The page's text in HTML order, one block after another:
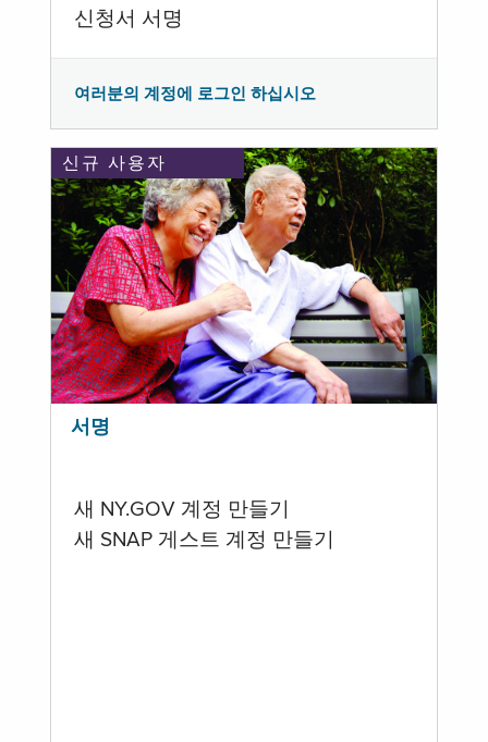
신청서 서명
여러분의 계정에 로그인 하십시오
신규 사용자
서명
새 NY.GOV 계정 만들기
새 SNAP 게스트 계정 만들기